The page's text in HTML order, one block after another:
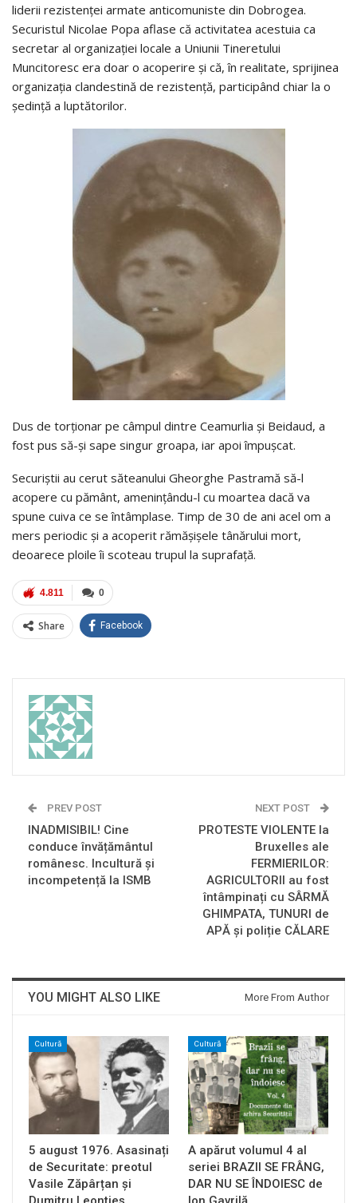
liderii rezistenţei armate anticomuniste din Dobrogea.
Securistul Nicolae Popa aflase că activitatea acestuia ca
secretar al organizaţiei locale a Uniunii Tineretului
Muncitoresc era doar o acoperire și că, în realitate, sprijinea
organizaţia clandestină de rezistenţă, participând chiar la o
şedinţă a luptătorilor.
Dus de torţionar pe câmpul dintre Ceamurlia şi Beidaud, a
fost pus să-şi sape singur groapa, iar apoi împuşcat.
Securiştii au cerut săteanului Gheorghe Pastramă să-l
acopere cu pământ, ameninţându-l cu moartea dacă va
spune cuiva ce se întâmplase. Timp de 30 de ani acel om a
mers periodic şi a acoperit rămăşişele tânărului mort,
deoarece ploile îi scoteau trupul la suprafaţă.
0
4.811
Share Facebook
PREV POST
INADMISIBIL! Cine
conduce învățământul
românesc. Incultură și
incompetență la ISMB
NEXT POST
PROTESTE VIOLENTE la
Bruxelles ale
FERMIERILOR:
AGRICULTORII au fost
întâmpinați cu SÂRMĂ
GHIMPATA, TUNURI de
APĂ și poliție CĂLARE
YOU MIGHT ALSO LIKE More From Author
Cultură
5 august 1976. Asasinați
de Securitate: preotul
Vasile Zăpârțan și
Cultură
A apărut volumul 4 al
seriei BRAZII SE FRÂNG,
DAR NU SE ÎNDOIESC de